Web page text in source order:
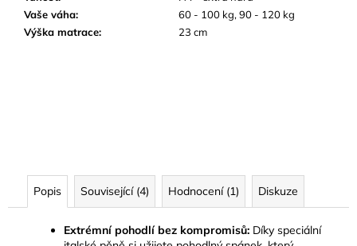
Vaše váha:
60 - 100 kg, 90 - 120 kg
Výška matrace: 23 cm
Popis Související (4) Hodnocení (1) Diskuze
Extrémní pohodlí bez kompromisů: Díky speciální